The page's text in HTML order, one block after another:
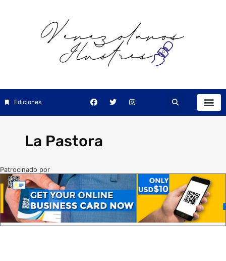
Ediciones
La Pastora
Patrocinado por